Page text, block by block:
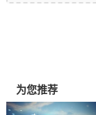
为您推荐